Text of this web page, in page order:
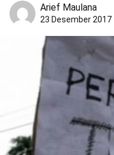
Arief Maulana
23 Desember 2017